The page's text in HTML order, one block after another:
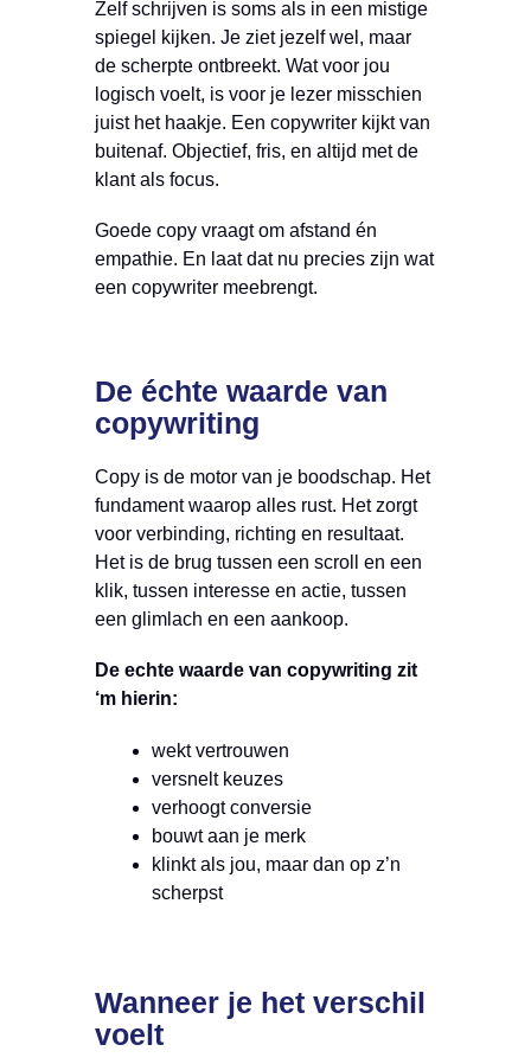
Zelf schrijven is soms als in een mistige
spiegel kijken. Je ziet jezelf wel, maar
de scherpte ontbreekt. Wat voor jou
logisch voelt, is voor je lezer misschien
juist het haakje. Een copywriter kijkt van
buitenaf. Objectief, fris, en altijd met de
klant als focus.
Goede copy vraagt om afstand én
empathie. En laat dat nu precies zijn wat
een copywriter meebrengt.
De échte waarde van
copywriting
Copy is de motor van je boodschap. Het
fundament waarop alles rust. Het zorgt
voor verbinding, richting en resultaat.
Het is de brug tussen een scroll en een
klik, tussen interesse en actie, tussen
een glimlach en een aankoop.
De echte waarde van copywriting zit
‘m hierin:
wekt vertrouwen
versnelt keuzes
verhoogt conversie
bouwt aan je merk
klinkt als jou, maar dan op z’n
scherpst
Wanneer je het verschil
voelt